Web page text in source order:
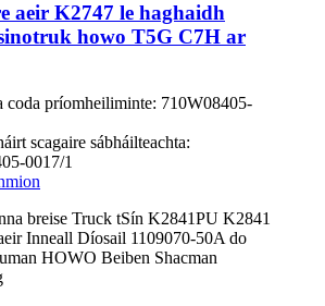
aeir K2747 le haghaidh
howo T5G C7H ar
coda príomheiliminte: 710W08405-
scagaire sábháilteachta:
0017/1
mion